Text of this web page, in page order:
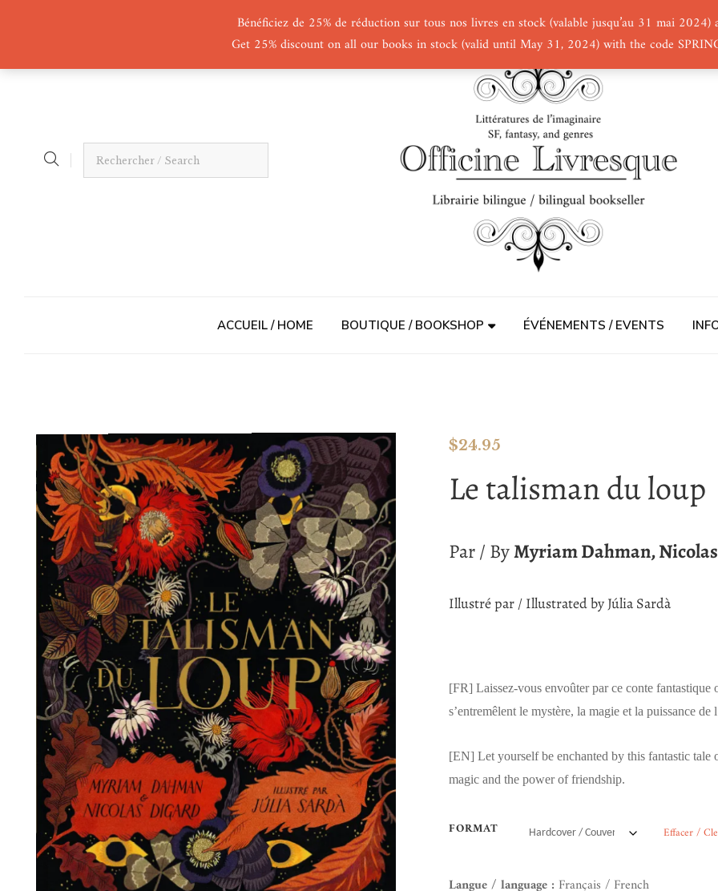
Bénéficiez de 25% de réduction sur tous nos livres en stock (valable jusqu’au 31 mai 2024)
Get 25% discount on all our books in stock (valid until May 31, 2024) with the code
ACCUEIL / HOME BOUTIQUE / BOOKSHOP ÉVÉNEMENTS / EVENTS
$24.95
Le talisman du loup
Par / ByMyriam Dahman,
Illustré par / Illustrated by Júlia Sardà
[FR]Laissez-vous envoûter par ce conte fantastique
s’entremêlent le mystère, la magie et la puissance de
[EN]Let yourself be enchanted by this fantastic tale
magic and the power of friendship.
FORMAT Effacer /
Langue / language : Français / French